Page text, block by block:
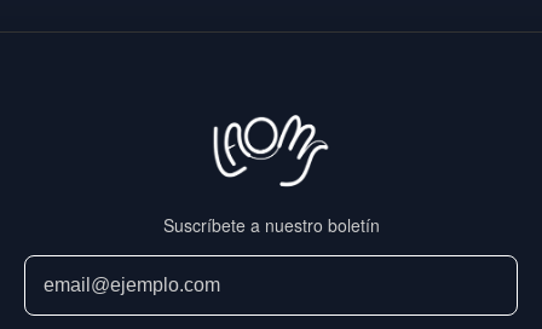
Suscríbete a nuestro boletín